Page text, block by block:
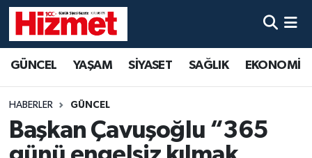
GÜNCEL YAŞAM SİYASET SAĞLIK EKONOMİ
HABERLER GÜNCEL
Başkan Çavuşoğlu “365
YAŞAM
SİYASET
Denizli Hava Durumu
Denizli Trafik Yoğunluk Haritası